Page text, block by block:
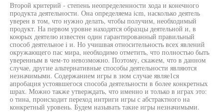
Второй критерий - степень неопределенности хода и конечного
продукта деятельности. Она определяема icm, насколько деятель
уверен в том, что нужно делать, чтобы получим, необходимый
продукт. На первом уровне находятся образцы деятельной и, в
коюрых деятелю известен один гарантированный правильный
способ деятельное i и. Но учишвая относительность всех явлений
окружающего пас мира, необходимо отметить, что полностью быть
уверенным в чем-то невозможно. Поэтому, скажем, что в данном
случае, другие альтернативные способы деятельности являются
незначимыми. Содержанием игры в зюм случае являе1ся
апробация устоявшегося способа деятельности в более конкретных
шрах. Можно также утверждать, что именно и только в играх это:
о тина, происходит переход интриги игры с абстрактного на
конкретный уровень. Будем называть такие игры незначимыми.